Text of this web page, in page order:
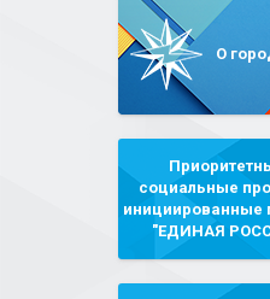
О
социальные
инициированные
"ЕДИНАЯ